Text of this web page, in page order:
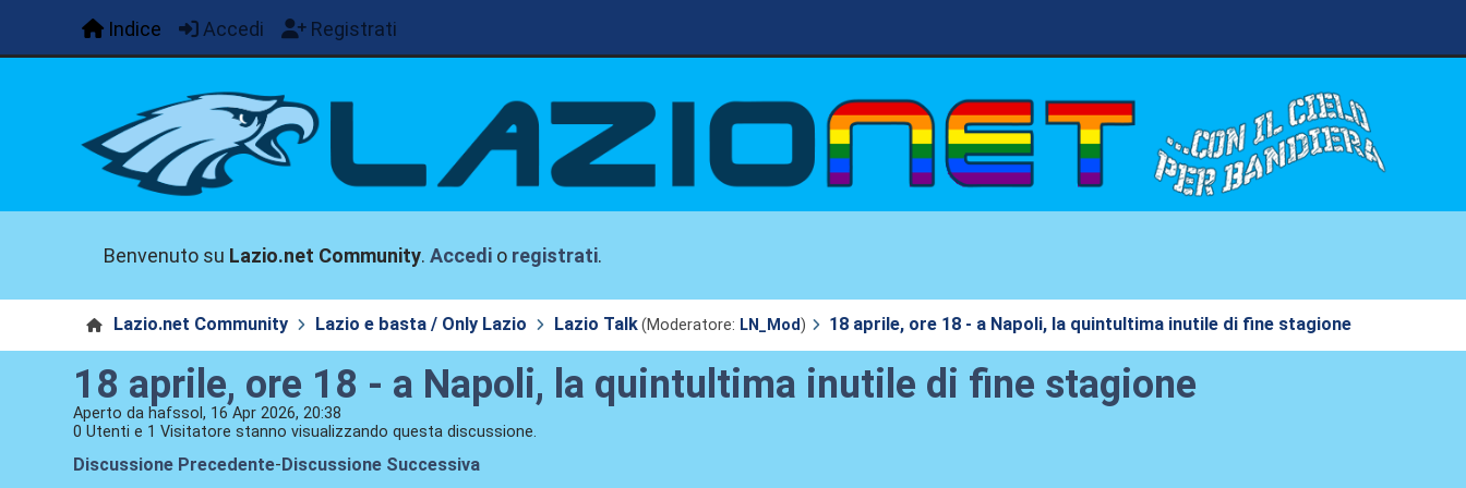
Indice Accedi Registrati
Benvenuto su Lazio.net Community.Accedi o registrati.
Lazio.net Community Lazio e basta / Only Lazio Lazio Talk(Moderatore: LN_Mod) 18 aprile, ore 18 - a Napoli, la quintultima inutile di fine stagione
18 aprile, ore 18 - a Napoli, la quintultima inutile di fine stagione
Aperto da hafssol, 16 Apr 2026, 20:38
0 Utenti e 1 Visitatore stanno visualizzando questa discussione.
Discussione Precedente- Discussione Successiva